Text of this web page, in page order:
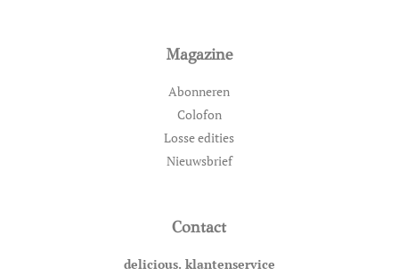
Magazine
Abonneren
Colofon
Losse edities
Nieuwsbrief
Contact
delicious. klantenservice